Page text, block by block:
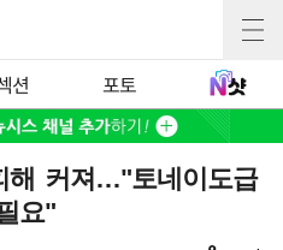
션 포토
해 커져…"토네이도급
요"